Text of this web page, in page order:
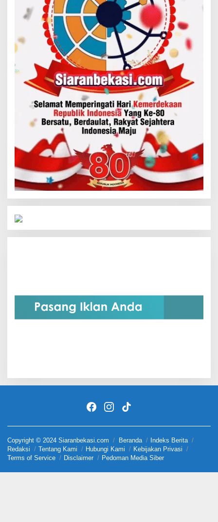
Copyright © 2024 Siaranbekasi.com Beranda
Indeks Berita
Redaksi
Tentang Kami Hubungi Kami
Kebijakan Privasi
Terms of Service
Disclaimer Pedoman Media Siber